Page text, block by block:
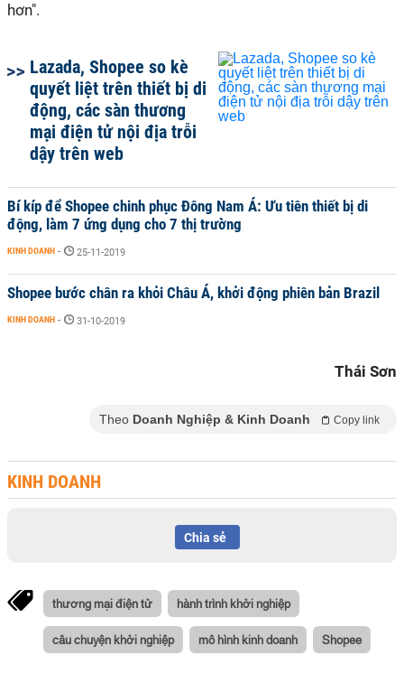
hơn".
Lazada, Shopee so kè
quyết liệt trên thiết bị di
động, các sàn thương
mại điện tử nội địa trỗi
dậy trên web
Bí kíp để Shopee chinh phục Đông Nam Á: Ưu tiên thiết bị di
động, làm 7 ứng dụng cho 7 thị trường
KINH DOANH - 25-11-2019
Shopee bước chân ra khỏi Châu Á, khởi động phiên bản Brazil
KINH DOANH - 31-10-2019
Thái Sơn
Theo Doanh Nghiệp & Kinh Doanh Copy link
KINH DOANH
Chia sẻ
thương mại điện tử hành trình khởi nghiệp
câu chuyện khởi nghiệp mô hình kinh doanh Shopee